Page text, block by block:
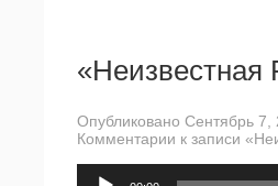
«Неизвестная
Опубликовано Сентябрь 7,
Комментарии к записи